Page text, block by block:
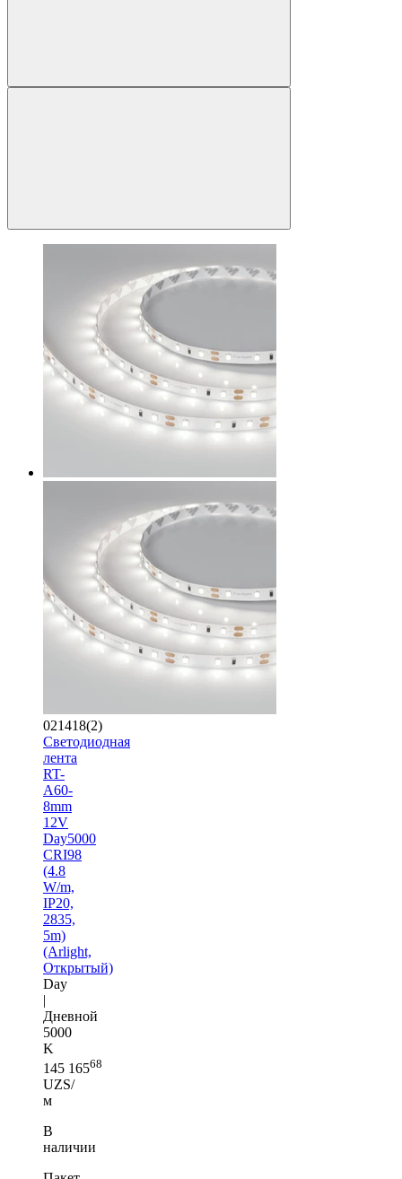
021418(2)
Светодиодная
лента
RT-
A60-
8mm
12V
Day5000
CRI98
(4.8
W/m,
IP20,
2835,
5m)
(Arlight,
Открытый)
Day
|
Дневной
5000
K
145 16568
UZS/
м
В
наличии